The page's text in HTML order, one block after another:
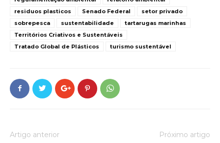
residuos plasticos
Senado Federal
setor privado
sobrepesca
sustentabilidade
tartarugas marinhas
Territórios Criativos e Sustentáveis
Tratado Global de Plásticos
turismo sustentável
Artigo anterior Próximo artigo